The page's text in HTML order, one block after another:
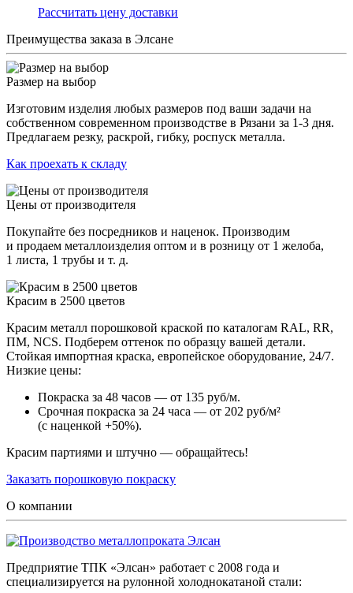
Раcсчитать цену доставки
Преимущества заказа в Элсане
Размер на выбор
Изготовим изделия любых размеров под ваши задачи на
собственном современном производстве в Рязани за 1-3 дня.
Предлагаем резку, раскрой, гибку, роспуск металла.
Как проехать к складу
Цены от производителя
Покупайте без посредников и наценок. Производим
и продаем металлоизделия оптом и в розницу от 1 желоба,
1 листа, 1 трубы и т. д.
Красим в 2500 цветов
Красим металл порошковой краской по каталогам RAL, RR,
ПМ, NCS. Подберем оттенок по образцу вашей детали.
Стойкая импортная краска, европейское оборудование, 24/7.
Низкие цены:
Покраска за 48 часов — от 135 руб/м.
Срочная покраска за 24 часа — от 202 руб/м²
(с наценкой +50%).
Красим партиями и штучно — обращайтесь!
Заказать порошковую покраску
О компании
Предприятие ТПК «Элсан» работает с 2008 года и
специализируется на рулонной холоднокатаной стали: